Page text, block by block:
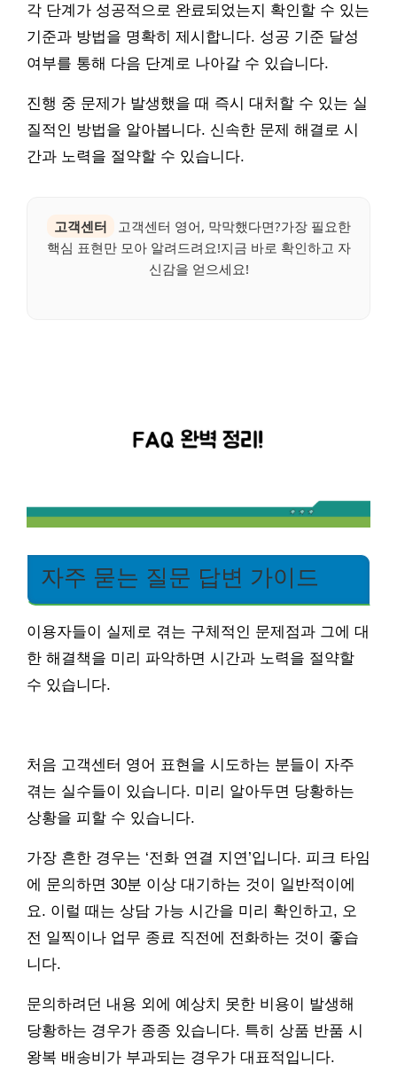
각 단계가 성공적으로 완료되었는지 확인할 수 있는
기준과 방법을 명확히 제시합니다. 성공 기준 달성
여부를 통해 다음 단계로 나아갈 수 있습니다.
진행 중 문제가 발생했을 때 즉시 대처할 수 있는 실
질적인 방법을 알아봅니다. 신속한 문제 해결로 시
간과 노력을 절약할 수 있습니다.
고객센터
고객센터 영어, 막막했다면?가장 필요한
핵심 표현만 모아 알려드려요!지금 바로 확인하고 자
신감을 얻으세요!
자주 묻는 질문 답변 가이드
이용자들이 실제로 겪는 구체적인 문제점과 그에 대
한 해결책을 미리 파악하면 시간과 노력을 절약할
수 있습니다.
처음 고객센터 영어 표현을 시도하는 분들이 자주
겪는 실수들이 있습니다. 미리 알아두면 당황하는
상황을 피할 수 있습니다.
가장 흔한 경우는 ‘전화 연결 지연’입니다. 피크 타임
에 문의하면 30분 이상 대기하는 것이 일반적이에
요. 이럴 때는 상담 가능 시간을 미리 확인하고, 오
전 일찍이나 업무 종료 직전에 전화하는 것이 좋습
니다.
문의하려던 내용 외에 예상치 못한 비용이 발생해
당황하는 경우가 종종 있습니다. 특히 상품 반품 시
왕복 배송비가 부과되는 경우가 대표적입니다.